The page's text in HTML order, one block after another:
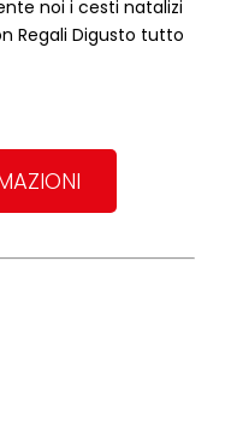
noi i cesti natalizi
Regali Digusto tutto